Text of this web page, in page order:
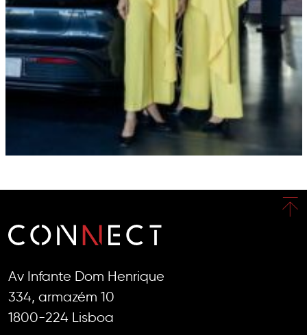
Av Infante Dom Henrique
334, armazém 10
1800-224 Lisboa